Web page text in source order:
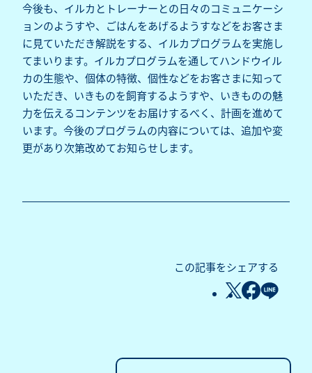
今後も、イルカとトレーナーとの日々のコミュニケーシ
ョンのようすや、ごはんをあげるようすなどをお客さま
に見ていただき解説をする、イルカプログラムを実施し
てまいります。イルカプログラムを通してハンドウイル
カの生態や、個体の特徴、個性などをお客さまに知って
いただき、いきものを飼育するようすや、いきものの魅
力を伝えるコンテンツをお届けするべく、計画を進めて
います。今後のプログラムの内容については、追加や変
更があり次第改めてお知らせします。
この記事をシェアする